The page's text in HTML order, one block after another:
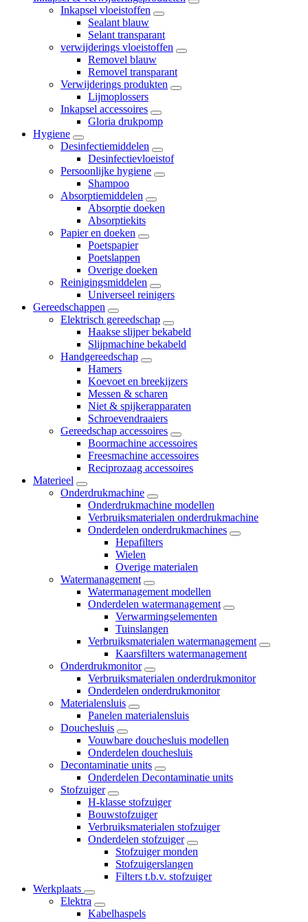
Inkapsel vloeistoffen
Sealant blauw
Selant transparant
verwijderings vloeistoffen
Removel blauw
Removel transparant
Verwijderings produkten
Lijmoplossers
Inkapsel accessoires
Gloria drukpomp
Hygiene
Desinfectiemiddelen
Desinfectievloeistof
Persoonlijke hygiene
Shampoo
Absorptiemiddelen
Absorptie doeken
Absorptiekits
Papier en doeken
Poetspapier
Poetslappen
Overige doeken
Reinigingsmiddelen
Universeel reinigers
Gereedschappen
Elektrisch gereedschap
Haakse slijper bekabeld
Slijpmachine bekabeld
Handgereedschap
Hamers
Koevoet en breekijzers
Messen & scharen
Niet & spijkerapparaten
Schroevendraaiers
Gereedschap accessoires
Boormachine accessoires
Freesmachine accessoires
Reciprozaag accessoires
Materieel
Onderdrukmachine
Onderdrukmachine modellen
Verbruiksmaterialen onderdrukmachine
Onderdelen onderdrukmachines
Hepafilters
Wielen
Overige materialen
Watermanagement
Watermanagement modellen
Onderdelen watermanagement
Verwarmingselementen
Tuinslangen
Verbruiksmaterialen watermanagement
Kaarsfilters watermanagement
Onderdrukmonitor
Verbruiksmaterialen onderdrukmonitor
Onderdelen onderdrukmonitor
Materialensluis
Panelen materialensluis
Douchesluis
Vouwbare douchesluis modellen
Onderdelen douchesluis
Decontaminatie units
Onderdelen Decontaminatie units
Stofzuiger
H-klasse stofzuiger
Bouwstofzuiger
Verbruiksmaterialen stofzuiger
Onderdelen stofzuiger
Stofzuiger monden
Stofzuigerslangen
Filters t.b.v. stofzuiger
Werkplaats
Elektra
Kabelhaspels